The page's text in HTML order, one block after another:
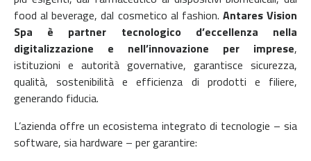
food al beverage, dal cosmetico al fashion. Antares Vision
Spa
è partner tecnologico d’eccellenza nella
digitalizzazione e nell’innovazione per imprese,
istituzioni e autorità governative, garantisce sicurezza,
qualità, sostenibilità e efficienza di prodotti e filiere,
generando fiducia.
L’azienda offre un ecosistema integrato di tecnologie – sia
software, sia hardware – per garantire: